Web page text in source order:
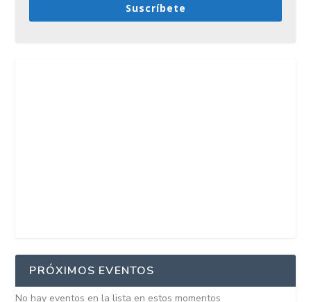
Suscríbete
PRÓXIMOS EVENTOS
No hay eventos en la lista en estos momentos